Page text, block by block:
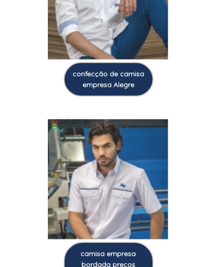
confecção de camisa
empresa Alegre
Cod.:26560
camisa empresa
bordada preços